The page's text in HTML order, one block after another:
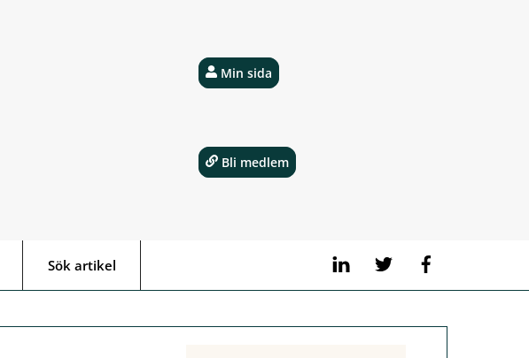
LinkedIn Twitter
Sök artikel
Min sida
Bli medlem